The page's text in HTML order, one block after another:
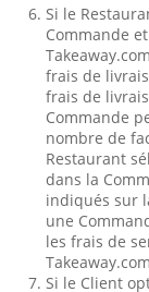
Si le
Commande
frais de
frais de
Commande
nombre de
Restaurant
dans la
indiqués sur
une
les frais de
Si le Client